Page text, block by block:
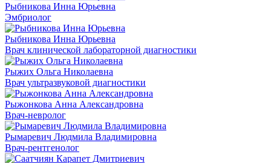
Рыбникова Инна Юрьевна
Эмбриолог
Рыбникова Инна Юрьевна
Врач клинической лабораторной диагностики
Рыжих Ольга Николаевна
Врач ультразвуковой диагностики
Рыжонкова Анна Александровна
Врач-невролог
Рымаревич Людмила Владимировна
Врач-рентгенолог